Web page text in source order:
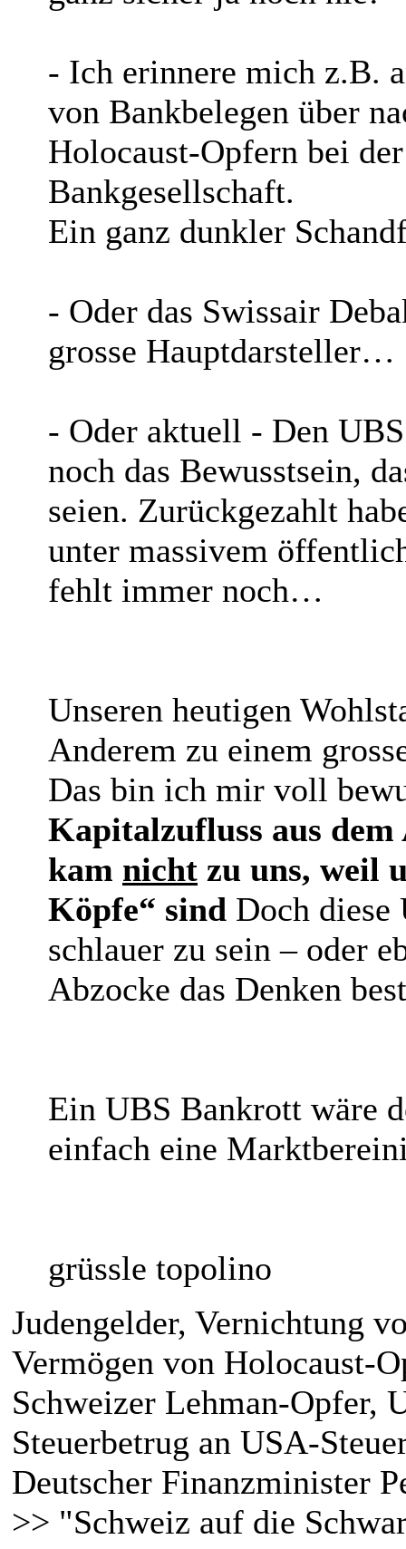
- Ich erinnere mich z.B.
von Bankbelegen über
Holocaust-Opfern bei
Bankgesellschaft.
Ein ganz dunkler
- Oder das Swissair
grosse Hauptdarsteller…
- Oder aktuell - Den
noch das Bewusstsein,
seien. Zurückgezahlt
unter massivem
fehlt immer noch…
Unseren heutigen
Anderem zu einem
Das bin ich mir voll
Kapitalzufluss aus
kam nicht zu uns, weil
Köpfe“ sind Doch diese
schlauer zu sein – oder
Abzocke das Denken
Ein UBS Bankrott wäre
einfach eine
grüssle topolino
Judengelder, Vernichtung
Vermögen von Holocaust-
Schweizer Lehman-Opfer,
Steuerbetrug an USA-
Deutscher Finanzminister
>> "Schweiz auf die